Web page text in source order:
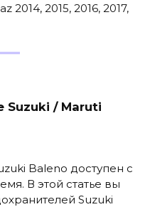
2014, 2015, 2016, 2017,
Suzuki / Maruti
Baleno доступен с
В этой статье вы
Suzuki